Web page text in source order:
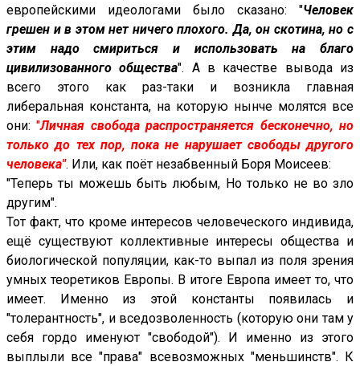
европейскими идеологами было сказано: "Человек
грешен и в этом нет ничего плохого. Да, он скотина, но с
этим надо смириться и использовать на благо
цивилизованного общества". А в качестве вывода из
всего этого как раз-таки и возникла главная
либеральная константа, на которую нынче молятся все
они:"Личная свобода распространяется бесконечно, но
только до тех пор, пока не нарушает свободы другого
человека". Или, как поёт незабвенный Боря Моисеев:
"Теперь ты можешь быть любым, Но только не во зло
другим".
Тот факт, что кроме интересов человеческого индивида,
ещё существуют коллективные интересы общества и
биологической популяции, как-то выпал из поля зрения
умных теоретиков Европы. В итоге Европа имеет то, что
имеет. Именно из этой константы появилась и
"толерантность", и вседозволенность (которую они там у
себя гордо именуют "свободой"). И именно из этого
выплыли все "права" всевозможных "меньшинств". К